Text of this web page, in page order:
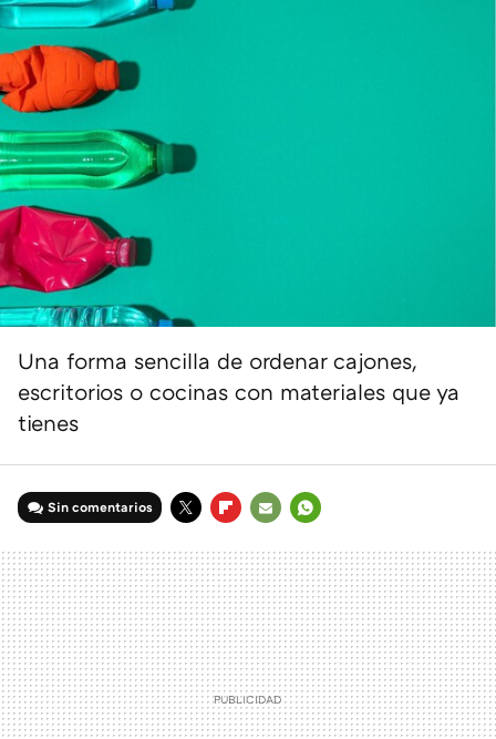
Una forma sencilla de ordenar cajones,
escritorios o cocinas con materiales que ya
tienes
Sin comentarios
MAIL